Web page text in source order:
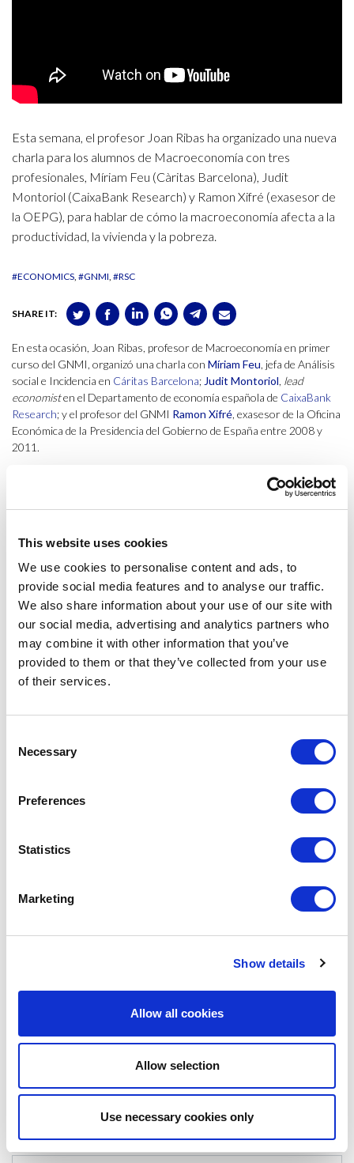
This website uses cookies
We use cookies to personalise content and ads, to
provide social media features and to analyse our traffic.
We also share information about your use of our site with
our social media, advertising and analytics partners who
may combine it with other information that you’ve
provided to them or that they’ve collected from your use
of their services.
Selection
Necessary
Preferences
Statistics
Marketing
Show details
Allow all cookies
Allow selection
Use necessary cookies only
Esta semana, el profesor Joan Ribas ha organizado una nueva
charla para los alumnos de Macroeconomía con tres
profesionales, Míriam Feu (Càritas Barcelona), Judit
Montoriol (CaixaBank Research) y Ramon Xifré (exasesor de
la OEPG), para hablar de cómo la macroeconomía afecta a la
productividad, la vivienda y la pobreza.
#ECONOMICS #GNMI #RSC
SHARE IT:
En esta ocasión, Joan Ribas, profesor de Macroeconomía en primer
curso del GNMI, organizó una charla con Míriam Feu, jefa de Análisis
social e Incidencia en Cáritas Barcelona; Judit Montoriol, lead
economisten el Departamento de economía española de CaixaBank
Research; y el profesor del GNMI Ramon Xifré, exasesor de la Oficina
Económica de la Presidencia del Gobierno de España entre 2008 y
2011.
hablar sobre el contexto geopolítico y los vectores
, en esta ocasión se trataron temas más
transversales en los que la macroeconomía tiene una incidencia
charla, los ponentes explicaron dónde trabajan y de qué manera la
macroeconomía afecta en su día a día.
Así, Míriam Feu explicó cómo se traduce la macroeconomía en una
entidad del tercer sector, cuáles son los datos que tienen más en
cuenta y de qué modo tratan de sensibilizar a la sociedad y a los
legisladores sobre las problemáticas relacionadas con la exclusión
social y la pobreza.
contexto económico global y local tanto dentro como fuera de la
entidad financiera.
Por último, Ramon Xifré explicó la razón de ser de la oficina económica
del gobierno y las tareas que normalmente se realizan, y aprovechó
convulso como fue la crisis financiera de 2008.
ven atravesados por la macroeconomía: el modelo de crecimiento y el
impulso de la productividad, la cuestión del acceso y el mercado de la
#ECONOMICS #GNMI #RSC
Name & surname: